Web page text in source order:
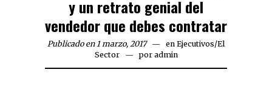
y un retrato genial del
vendedor que debes contratar
Publicado en 1 marzo, 2017 en Ejecutivos/El
Sector
por admin